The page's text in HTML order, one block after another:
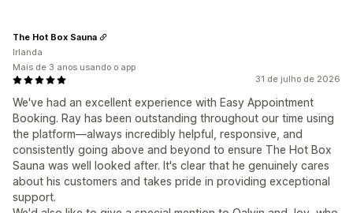
31 de julho de 2026
We've had an excellent experience with Easy Appointment
Booking. Ray has been outstanding throughout our time using
the platform—always incredibly helpful, responsive, and
consistently going above and beyond to ensure The Hot Box
Sauna was well looked after. It's clear that he genuinely cares
about his customers and takes pride in providing exceptional
support.
The Hot Box Sauna
Irlanda
Mais de 3 anos usando o app